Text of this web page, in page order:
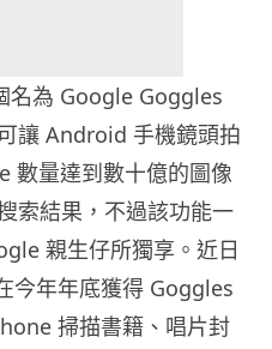
名為 Google Goggles
讓 Android 手機鏡頭拍
數量達到數十億的圖像
索結果，不過該功能一
親生仔所獨享。近日
今年年底獲得 Goggles
掃描書籍、唱片封